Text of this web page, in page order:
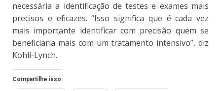
necessária a identificação de testes e exames mais
precisos e eficazes. “Isso significa que é cada vez
mais importante identificar com precisão quem se
beneficiaria mais com um tratamento intensivo”, diz
Kohli-Lynch.
Compartilhe isso: